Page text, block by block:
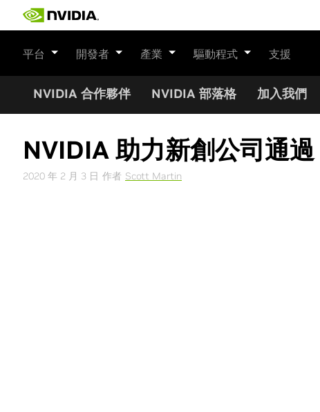
平台 開發者 產業 驅動程式 支援
NVIDIA 合作夥伴 NVIDIA 部落格 加入我們
NVIDIA 助力新創公司通
2020 年 2 月 3 日 作者 Scott Martin